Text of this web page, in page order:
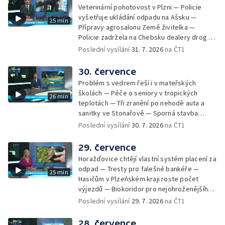
Desítky uzavírek v Plzni — Pomoc
fanouškům na fesivalech kvůli vedru —
Historie založení Františkových Lázní
25 min
Veterinární pohotovost v Plzni — Policie
vyšetřuje ukládání odpadu na Ašsku —
Přípravy agrosalonu Země živitelka —
Policie zadržela na Chebsku dealery drog —
Extrémní nasazení hasičů v Plzeňském kraji
Nový úsek dálnice D3 na jihu Čech —
Dokončení rekonstrukce Americké třídy v
Plzni — Kvůli vedru evidují zdravotníci nárůst
pacientů — Kvalita vody na koupalištích v
Plzni a okolí — Vítání mistra světa Jakuba
Krejčího — Děti riskují při hrách v
opuštěných objektech — Růst české
Aniček v Anníně — Premiéra seriálu Na tělo
Poslední vysílání31. 7. 2026na ČT1
26 min
30. července
Problém s vedrem řeší i v mateřských
školách — Péče o seniory v tropických
teplotách — Tři zranění po nehodě auta a
sanitky ve Stonařově — Sporná stavba
náměstkyně hejtmana jde k zemi — Vidická
Podvodné SMS o nezaplaceném parkování
— Požár seníku v Horní Bělé — Převod
kostelů a kaplí z církve na obce a spolky —
Město nemá pro kostel využití — V Chodově
postaví novou kapli — Zájem o obytné vozy
v Česku opět roste — Hazard v úseku
smrtelných nehod u Žandova — Tajemství
Poslední vysílání30. 7. 2026na ČT1
25 min
29. července
Horažďovice chtějí vlastní systém placení za
odpad — Tresty pro falešné bankéře —
Hasičům v Plzeňském kraji roste počet
výjezdů — Biokoridor pro nejohroženějšího
hada v Česku — Biokoridory pod vedením
Ross v Česku — Speciální rehabilitační
Poslední vysílání 29. 7. 2026na ČT1